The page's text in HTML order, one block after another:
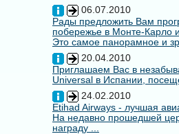
06.07.2010
Рады предложить Вам
побережье в Монте-Карло
Это самое панорамное и
20.04.2010
Приглашаем Вас в
Universal в Испании,
24.02.2010
Etihad Airways - лучшая
На недавно прошедшей
награду ...